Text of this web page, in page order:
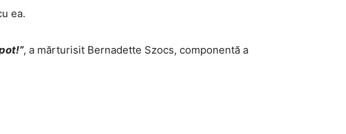
ea.
, a mărturisit Bernadette Szocs, componentă a